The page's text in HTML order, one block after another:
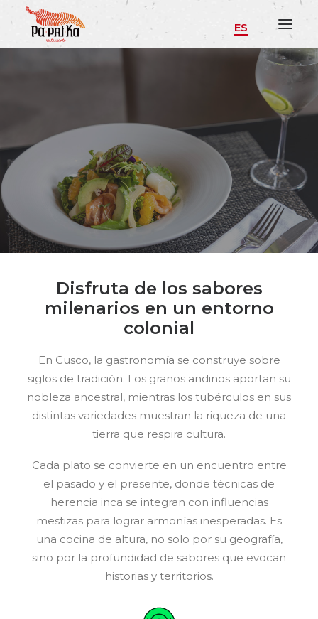
ES
Disfruta de los sabores
milenarios en un entorno
colonial
En Cusco, la gastronomía se construye sobre
siglos de tradición. Los granos andinos aportan su
nobleza ancestral, mientras los tubérculos en sus
distintas variedades muestran la riqueza de una
tierra que respira cultura.
Cada plato se convierte en un encuentro entre
el pasado y el presente, donde técnicas de
herencia inca se integran con influencias
mestizas para lograr armonías inesperadas. Es
una cocina de altura, no solo por su geografía,
sino por la profundidad de sabores que evocan
historias y territorios.